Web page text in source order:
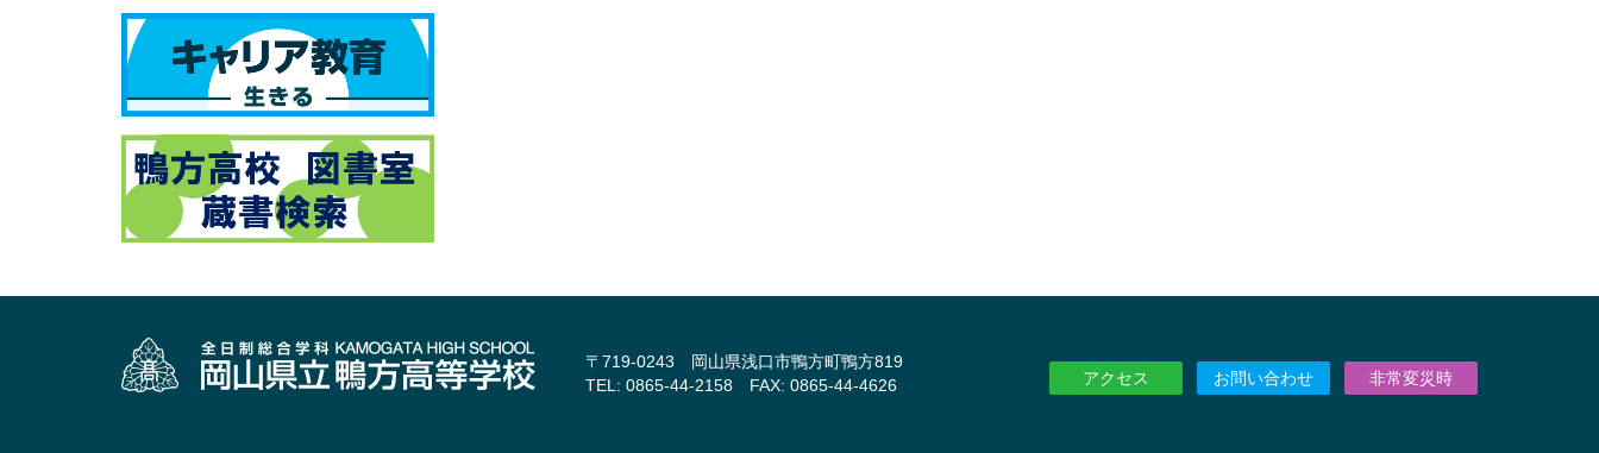
〒719-0243 岡山県浅口市鴨方町鴨方819
TEL: 0865-44-2158 FAX: 0865-44-4626
アクセス お問い合わせ 非常変災時